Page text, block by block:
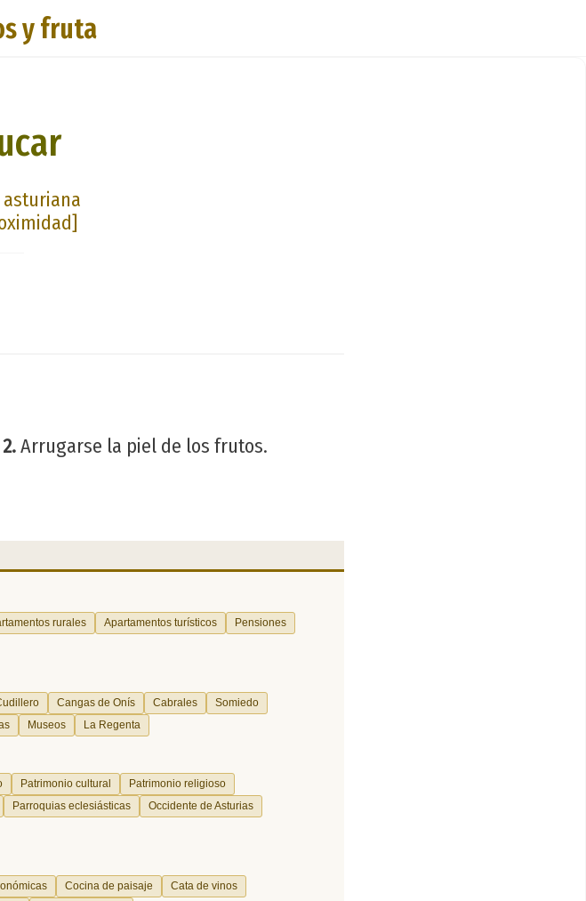
y fruta
2.Arrugarse la piel de los frutos.